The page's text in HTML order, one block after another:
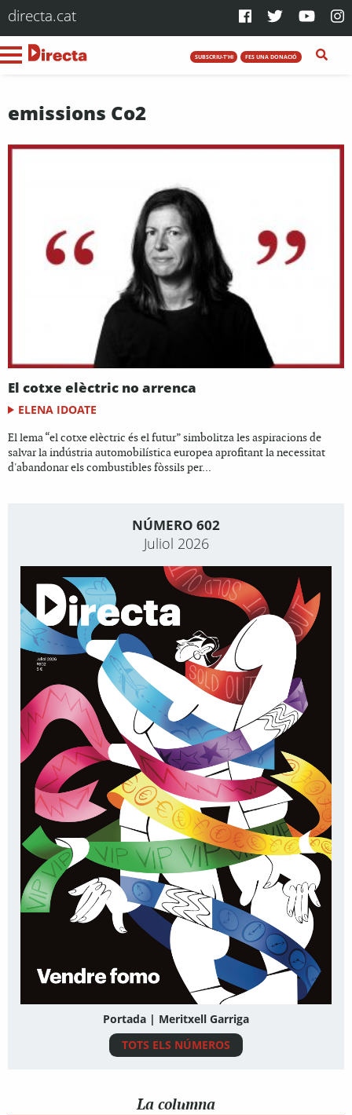
directa.cat
SUBSCRIU-T'HI FES UNA DONACIÓ
emissions Co2
El cotxe elèctric no arrenca
ELENA IDOATE
El lema “el cotxe elèctric és el futur” simbolitza les aspiracions de
salvar la indústria automobilística europea aprofitant la necessitat
d'abandonar els combustibles fòssils per...
NÚMERO 602
Juliol 2026
Portada | Meritxell Garriga
TOTS ELS NÚMEROS
La columna